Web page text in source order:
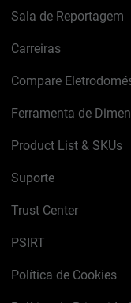
Sala de Reportagem
Carreiras
Compare
Ferramenta de
Product List & SKUs
Suporte
Trust Center
PSIRT
Política de Cookies